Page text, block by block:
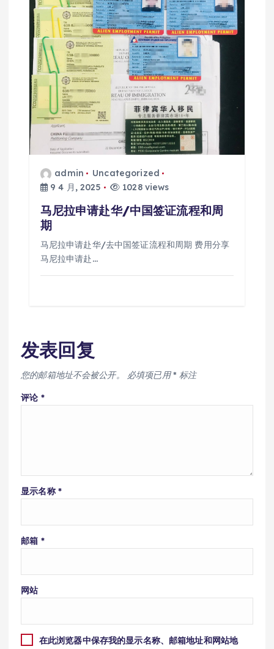
admin
Uncategorized
9 4 月, 2025
1028 views
马尼拉申请赴华/中国签证流程和周
期
马尼拉申请赴华/去中国签证流程和周期 费用分享
马尼拉申请赴…
发表回复
您的邮箱地址不会被公开。 必填项已用* 标注
评论 *
显示名称 *
邮箱 *
网站
在此浏览器中保存我的显示名称、邮箱地址和网站地